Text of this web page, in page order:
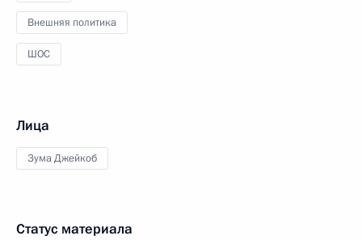
Внешняя политика
ШОС
Лица
Зума Джейкоб
Статус материала